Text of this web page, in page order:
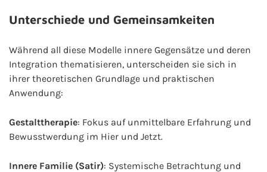
Unterschiede und Gemeinsamkeiten
Während all diese Modelle innere Gegensätze und deren
Integration thematisieren, unterscheiden sie sich in
ihrer theoretischen Grundlage und praktischen
Anwendung:
Gestalttherapie: Fokus auf unmittelbare Erfahrung und
Bewusstwerdung im Hier und Jetzt.
Innere Familie (Satir): Systemische Betrachtung und